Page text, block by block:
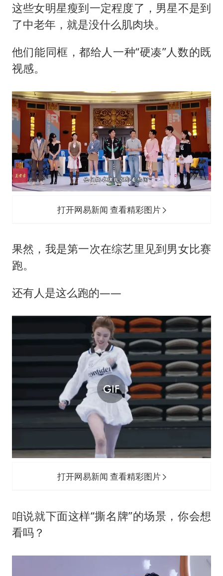
这些女明星瘦到一定程度了，男星不是到
了中老年，就是没什么肌肉块。
他们能同框，都给人一种“硬凑”人数的既
视感。
打开网易新闻 查看精彩图片
果然，我是第一次在综艺里见到男女比赛
跑。
还有人是这么跑的——
打开网易新闻 查看精彩图片
咱说就下面这样“撕名牌”的场景，你会想
看吗？